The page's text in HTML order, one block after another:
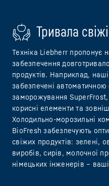
Тривала
Техніка Liebherr пропонує
забезпечення
продуктів. Наприклад,
забезпечені
заморожування
корисні елементи та
Холодильно-морозильні
BioFresh забезпечують
свіжих продуктів: зелені,
виробів, сирів, молочної
німецьких інженерів –